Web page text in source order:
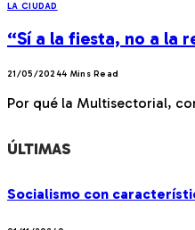
LA CIUDAD
“Sí a la fiesta, no a la
21/05/20244 Mins Read
Por qué la Multisectorial,
ÚLTIMAS
Socialismo con